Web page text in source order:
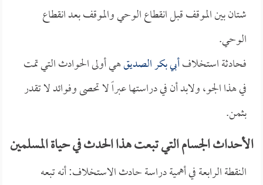
شتان بين الموقف قبل انقطاع الوحي والموقف بعد انقطاع
الوحي.
فحادثة استخلافأبي بكر الصديقهي أولى الحوادث التي تمت
في هذا الجو، ولابد أن في دراستها عبراً لا تحصى وفوائد لا تقدر
بثمن.
الأحداث الجسام التي تبعت هذا الحدث في حياة المسلمين
النقطة الرابعة في أهمية دراسة حادث الاستخلاف: أنه تبعه